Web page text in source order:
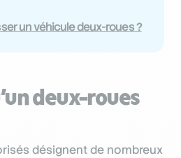
un véhicule deux-roues ?
deux-roues
désignent de nombreux